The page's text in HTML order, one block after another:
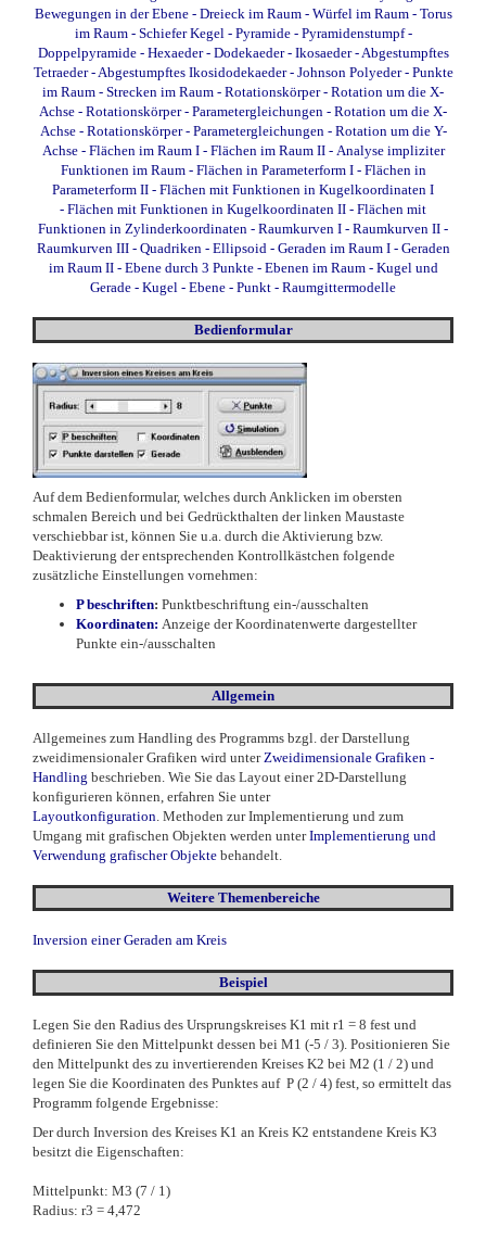
Bewegungen in der Ebene- Dreieck im Raum- Würfel im Raum- Torus
im Raum- Schiefer Kegel - Pyramide- Pyramidenstumpf-
Doppelpyramide- Hexaeder- Dodekaeder- Ikosaeder- Abgestumpftes
Tetraeder- Abgestumpftes Ikosidodekaeder- Johnson Polyeder- Punkte
im Raum - Strecken im Raum - Rotationskörper - Rotation um die X-
Achse - Rotationskörper - Parametergleichungen - Rotation um die X-
Achse- Rotationskörper - Parametergleichungen - Rotation um die Y-
Achse- Flächen im Raum I- Flächen im Raum II- Analyse impliziter
Funktionen im Raum- Flächen in Parameterform I- Flächen in
Parameterform II - Flächen mit Funktionen in Kugelkoordinaten I
- Flächen mit Funktionen in Kugelkoordinaten II - Flächen mit
Funktionen in Zylinderkoordinaten - Raumkurven I - Raumkurven II -
Raumkurven III- Quadriken - Ellipsoid - Geraden im Raum I- Geraden
im Raum II- Ebene durch 3 Punkte- Ebenen im Raum- Kugel und
Gerade - Kugel - Ebene - Punkt - Raumgittermodelle
Bedienformular
Auf dem Bedienformular, welches durch Anklicken im obersten
schmalen Bereich und bei Gedrückthalten der linken Maustaste
verschiebbar ist, können Sie u.a. durch die Aktivierung bzw.
Deaktivierung der entsprechenden Kontrollkästchen folgende
zusätzliche Einstellungen vornehmen:
P beschriften: Punktbeschriftung ein-/ausschalten
Koordinaten: Anzeige der Koordinatenwerte dargestellter
Punkte ein-/ausschalten
Allgemein
Allgemeines zum Handling des Programms bzgl. der Darstellung
zweidimensionaler Grafiken wird unter Zweidimensionale Grafiken -
Handling beschrieben. Wie Sie das Layout einer 2D-Darstellung
konfigurieren können, erfahren Sie unter
Layoutkonfiguration . Methoden zur Implementierung und zum
Umgang mit grafischen Objekten werden unterImplementierung und
Verwendung grafischer Objekte behandelt.
Weitere Themenbereiche
Inversion einer Geraden am Kreis
Beispiel
Legen Sie den Radius des Ursprungskreises K1 mit r1 = 8 fest und
definieren Sie den Mittelpunkt dessen bei M1 (-5 / 3). Positionieren Sie
den Mittelpunkt des zu invertierenden Kreises K2 bei M2 (1 / 2) und
legen Sie die Koordinaten des Punktes auf P (2 / 4) fest, so ermittelt das
Programm folgende Ergebnisse:
Der durch Inversion des Kreises K1 an Kreis K2 entstandene Kreis K3
besitzt die Eigenschaften:
Mittelpunkt: M3 (7 / 1)
Radius: r3 = 4,472